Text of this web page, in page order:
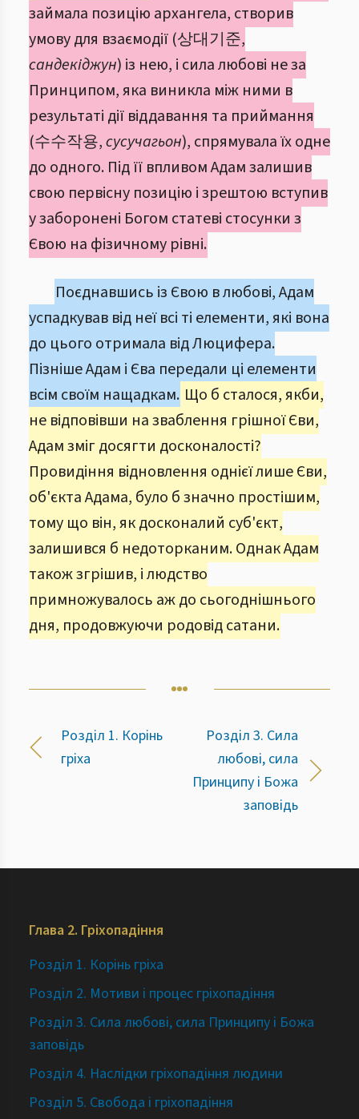
займала позицію архангела, створив
умову для взаємодії (상대기준,
сандекіджун) із нею, і сила любові не за
Принципом, яка виникла між ними в
результаті дії віддавання та приймання
(수수작용,сусучагьон), спрямувала їх одне
до одного. Під її впливом Адам залишив
свою первісну позицію і зрештою вступив
у заборонені Богом статеві стосунки з
Євою на фізичному рівні.
Поєднавшись із Євою в любові, Адам
успадкував від неї всі ті елементи, які вона
до цього отримала від Люцифера.
Пізніше Адам і Єва передали ці елементи
всім своїм нащадкам. Що б сталося, якби,
не відповівши на зваблення грішної Єви,
Адам зміг досягти досконалості?
Провидіння відновлення однієї лише Єви,
об'єкта Адама, було б значно простішим,
тому що він, як досконалий суб'єкт,
залишився б недоторканим. Однак Адам
також згрішив, і людство
примножувалось аж до сьогоднішнього
дня, продовжуючи родовід сатани.
Розділ 1. Корінь
гріха
Розділ 3. Сила
любові, сила
Принципу і Божа
заповідь
Глава 2. Гріхопадіння
Розділ 1. Корінь гріха
Розділ 2. Мотиви i процес гріхопадіння
Розділ 3. Сила любові, сила Принципу і Божа
заповідь
Розділ 4. Наслідки гріхопадіння людини
Розділ 5. Свобода і гріхопадіння